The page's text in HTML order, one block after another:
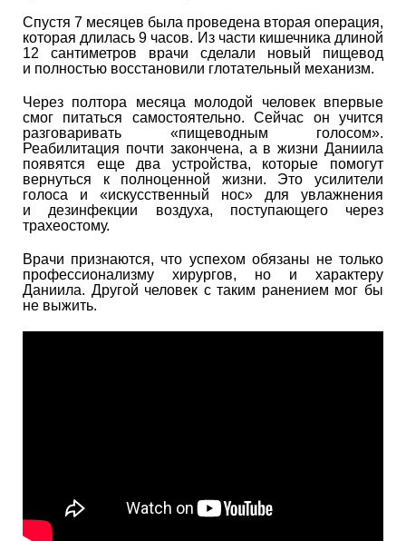
Спустя 7 месяцев была проведена вторая операция,
которая длилась 9 часов. Из части кишечника длиной
12 сантиметров врачи сделали новый пищевод
и полностью восстановили глотательный механизм.
Через полтора месяца молодой человек впервые
смог питаться самостоятельно. Сейчас он учится
разговаривать «пищеводным голосом».
Реабилитация почти закончена, а в жизни Даниила
появятся еще два устройства, которые помогут
вернуться к полноценной жизни. Это усилители
голоса и «искусственный нос» для увлажнения
и дезинфекции воздуха, поступающего через
трахеостому.
Врачи признаются, что успехом обязаны не только
профессионализму хирургов, но и характеру
Даниила. Другой человек с таким ранением мог бы
не выжить.